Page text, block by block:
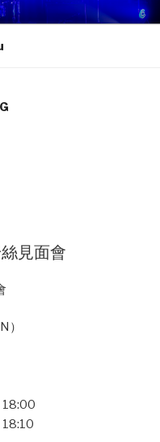
獨樂地盤
見面會
）
18:00